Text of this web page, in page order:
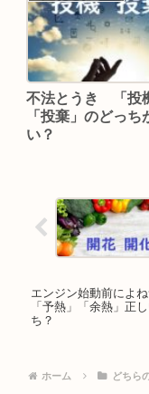
不法とうき 「投
「投棄」のどっち
い？
エンジン始動前によ
「予熱」「余熱」正
ち？
ホーム どちら